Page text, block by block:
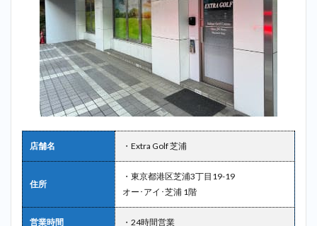
店舗名 ・Extra Golf 芝浦
住所
・東京都港区芝浦3丁目19-19
オー･アイ･芝浦 1階
営業時間 ・24時間営業